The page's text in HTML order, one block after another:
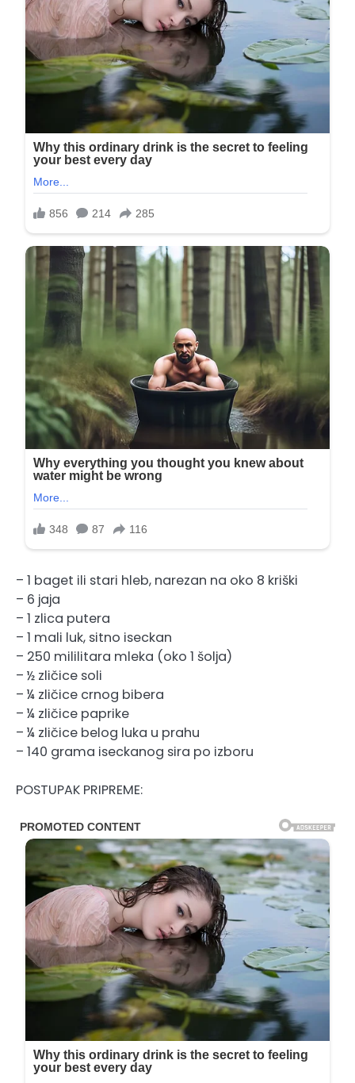
– 1 baget ili stari hleb, narezan na oko 8 kriški
– 6 jaja
– 1 zlica putera
– 1 mali luk, sitno iseckan
– 250 mililitara mleka (oko 1 šolja)
– ½ zličice soli
– ¼ zličice crnog bibera
– ¼ zličice paprike
– ¼ zličice belog luka u prahu
– 140 grama iseckanog sira po izboru
POSTUPAK PRIPREME: